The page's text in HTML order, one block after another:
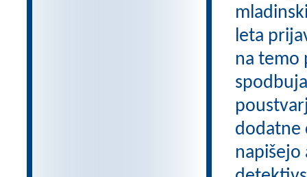
leta
na temo
dodatne
napišejo